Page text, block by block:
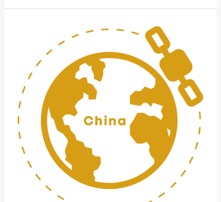
ICM:2024
ΚΊΝΑ